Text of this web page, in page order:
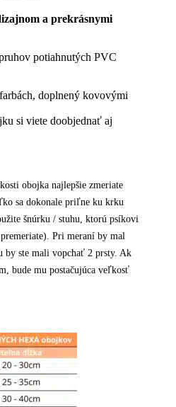
a prekrásnymi
potiahnutých PVC
doplnený kovovými
si viete doobjednať aj
obojka najlepšie zmeriate
sa dokonale priľne ku krku
šnúrku / stuhu, ktorú psíkovi
Pri meraní by mal
by ste mali vopchať 2 prsty. Ak
bude mu postačujúca veľkosť